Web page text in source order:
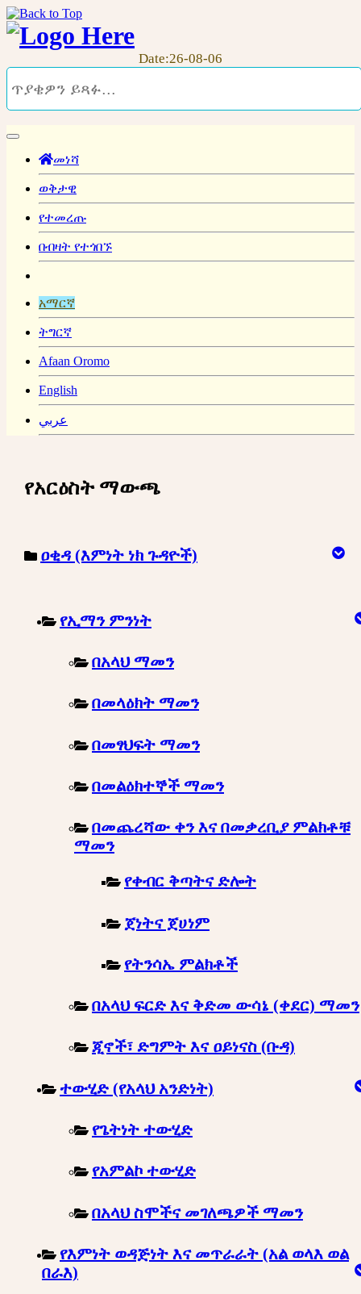
Date:26-08-06
መነሻ
ወቅታዊ
የተመረጡ
በብዛት የተጎበኙ
አማርኛ
ትግርኛ
Afaan Oromo
English
عربي
የአርዕስት ማውጫ
ዐቂዳ (እምነት ነክ ጉዳዮች)
የኢማን ምንነት
በአላህ ማመን
በመላዕክት ማመን
በመፃህፍት ማመን
በመልዕክተኞች ማመን
በመጨረሻው ቀን እና በመቃረቢያ ምልክቶቹ
ማመን
የቀብር ቅጣትና ድሎት
ጀነትና ጀሀነም
የትንሳኤ ምልክቶች
በአላህ ፍርድ እና ቅድመ ውሳኔ (ቀደር) ማመን
ጂኖች፣ ድግምት እና ዐይነናስ (ቡዳ)
ተውሂድ (የአላህ አንድነት)
የጌትነት ተውሂድ
የአምልኮ ተውሂድ
በአላህ ስሞችና መገለጫዎች ማመን
የእምነት ወዳጅነት እና መጥራራት (አል ወላእ ወል
በራእ)